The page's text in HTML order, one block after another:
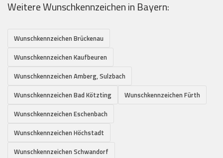
Weitere Wunschkennzeichen in Bayern:
Wunschkennzeichen Brückenau
Wunschkennzeichen Kaufbeuren
Wunschkennzeichen Amberg, Sulzbach
Wunschkennzeichen Bad Kötzting
Wunschkennzeichen Fürth
Wunschkennzeichen Eschenbach
Wunschkennzeichen Höchstadt
Wunschkennzeichen Schwandorf